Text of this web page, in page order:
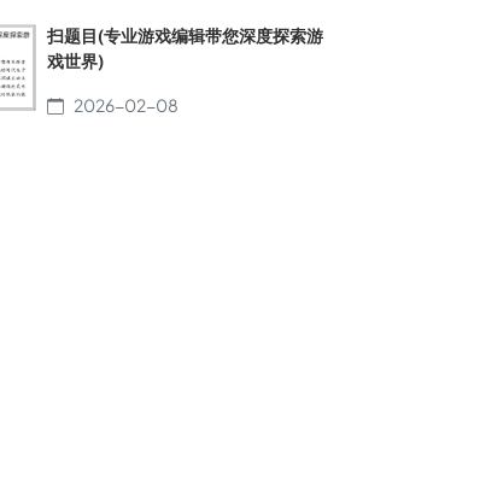
扫题目(专业游戏编辑带您深度探索游
戏世界)
2026-02-08